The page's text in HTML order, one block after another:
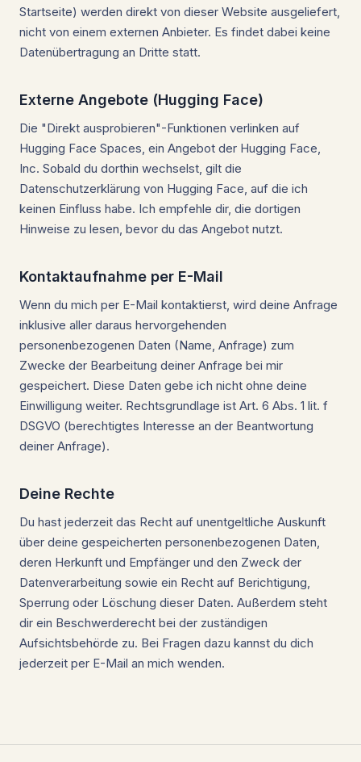
Startseite) werden direkt von dieser Website ausgeliefert,
nicht von einem externen Anbieter. Es findet dabei keine
Datenübertragung an Dritte statt.
Externe Angebote (Hugging Face)
Die "Direkt ausprobieren"-Funktionen verlinken auf
Hugging Face Spaces, ein Angebot der Hugging Face,
Inc. Sobald du dorthin wechselst, gilt die
Datenschutzerklärung von Hugging Face, auf die ich
keinen Einfluss habe. Ich empfehle dir, die dortigen
Hinweise zu lesen, bevor du das Angebot nutzt.
Kontaktaufnahme per E-Mail
Wenn du mich per E-Mail kontaktierst, wird deine Anfrage
inklusive aller daraus hervorgehenden
personenbezogenen Daten (Name, Anfrage) zum
Zwecke der Bearbeitung deiner Anfrage bei mir
gespeichert. Diese Daten gebe ich nicht ohne deine
Einwilligung weiter. Rechtsgrundlage ist Art. 6 Abs. 1 lit. f
DSGVO (berechtigtes Interesse an der Beantwortung
deiner Anfrage).
Deine Rechte
Du hast jederzeit das Recht auf unentgeltliche Auskunft
über deine gespeicherten personenbezogenen Daten,
deren Herkunft und Empfänger und den Zweck der
Datenverarbeitung sowie ein Recht auf Berichtigung,
Sperrung oder Löschung dieser Daten. Außerdem steht
dir ein Beschwerderecht bei der zuständigen
Aufsichtsbehörde zu. Bei Fragen dazu kannst du dich
jederzeit per E-Mail an mich wenden.